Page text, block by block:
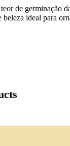
germinação
ideal para